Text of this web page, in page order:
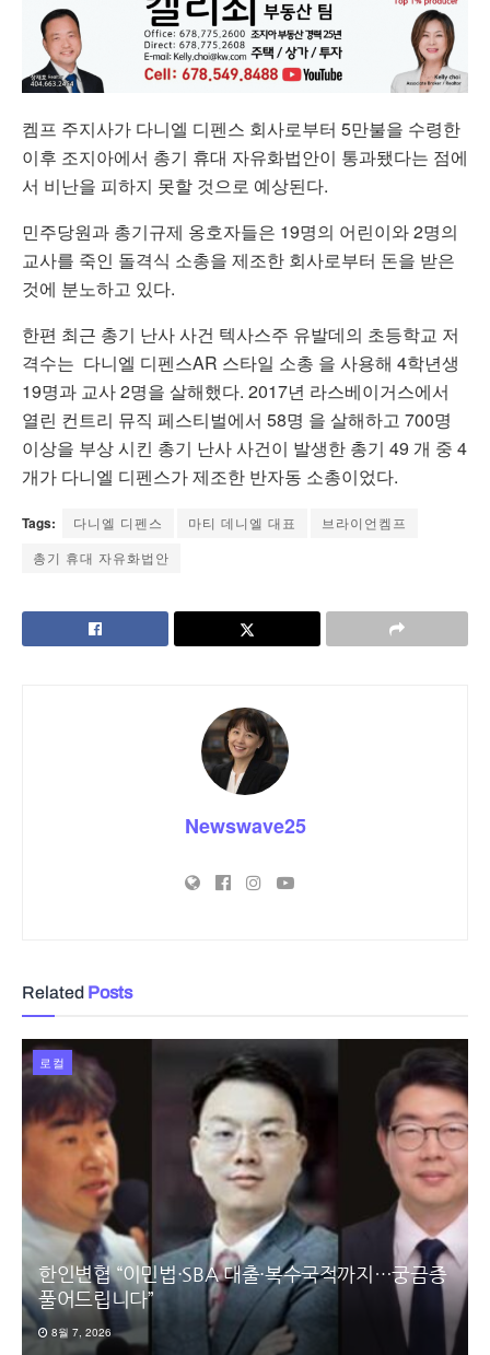
켐프 주지사가 다니엘 디펜스 회사로부터 5만불을 수령한
이후 조지아에서 총기 휴대 자유화법안이 통과됐다는 점에
서 비난을 피하지 못할 것으로 예상된다.
민주당원과 총기규제 옹호자들은 19명의 어린이와 2명의
교사를 죽인 돌격식 소총을 제조한 회사로부터 돈을 받은
것에 분노하고 있다.
한편 최근 총기 난사 사건 텍사스주 유발데의 초등학교 저
격수는 다니엘 디펜스AR 스타일 소총 을 사용해 4학년생
19명과 교사 2명을 살해했다. 2017년 라스베이거스에서
열린 컨트리 뮤직 페스티벌에서 58명 을 살해하고 700명
이상을 부상 시킨 총기 난사 사건이 발생한 총기 49 개 중 4
개가 다니엘 디펜스가 제조한 반자동 소총이었다.
Tags: 다니엘 디펜스 마티 데니엘 대표
브라이언켐프
총기 휴대 자유화법안
Newswave25
Related Posts
로컬
한인변협 “이민법·SBA 대출·복수국적까지…궁금증
풀어드립니다”
8월 7, 2026